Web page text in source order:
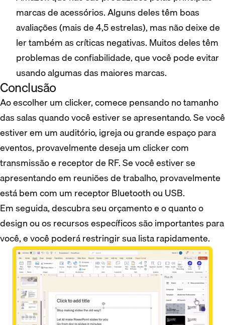
marcas de acessórios. Alguns deles têm boas
avaliações (mais de 4,5 estrelas), mas não deixe de
ler também as críticas negativas. Muitos deles têm
problemas de confiabilidade, que você pode evitar
usando algumas das maiores marcas.
Conclusão
Ao escolher um clicker, comece pensando no tamanho
das salas quando você estiver se apresentando. Se você
estiver em um auditório, igreja ou grande espaço para
eventos, provavelmente deseja um clicker com
transmissão e receptor de RF. Se você estiver se
apresentando em reuniões de trabalho, provavelmente
está bem com um receptor Bluetooth ou USB.
Em seguida, descubra seu orçamento e o quanto o
design ou os recursos específicos são importantes para
você, e você poderá restringir sua lista rapidamente.